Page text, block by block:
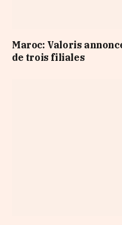
Maroc: Valoris
de trois filiales